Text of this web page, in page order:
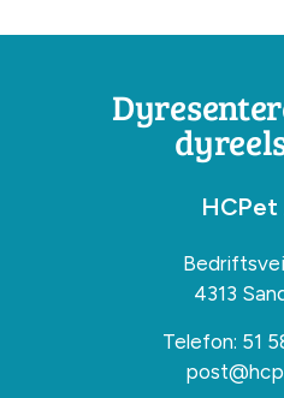
HCPet
4313
Telefon: 51